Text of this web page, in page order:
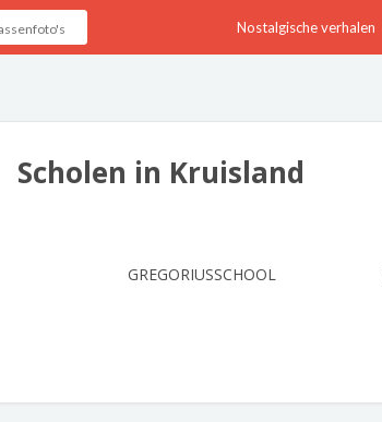
Nostalgische verhalen
Scholen in Kruisland
GREGORIUSSCHOOL